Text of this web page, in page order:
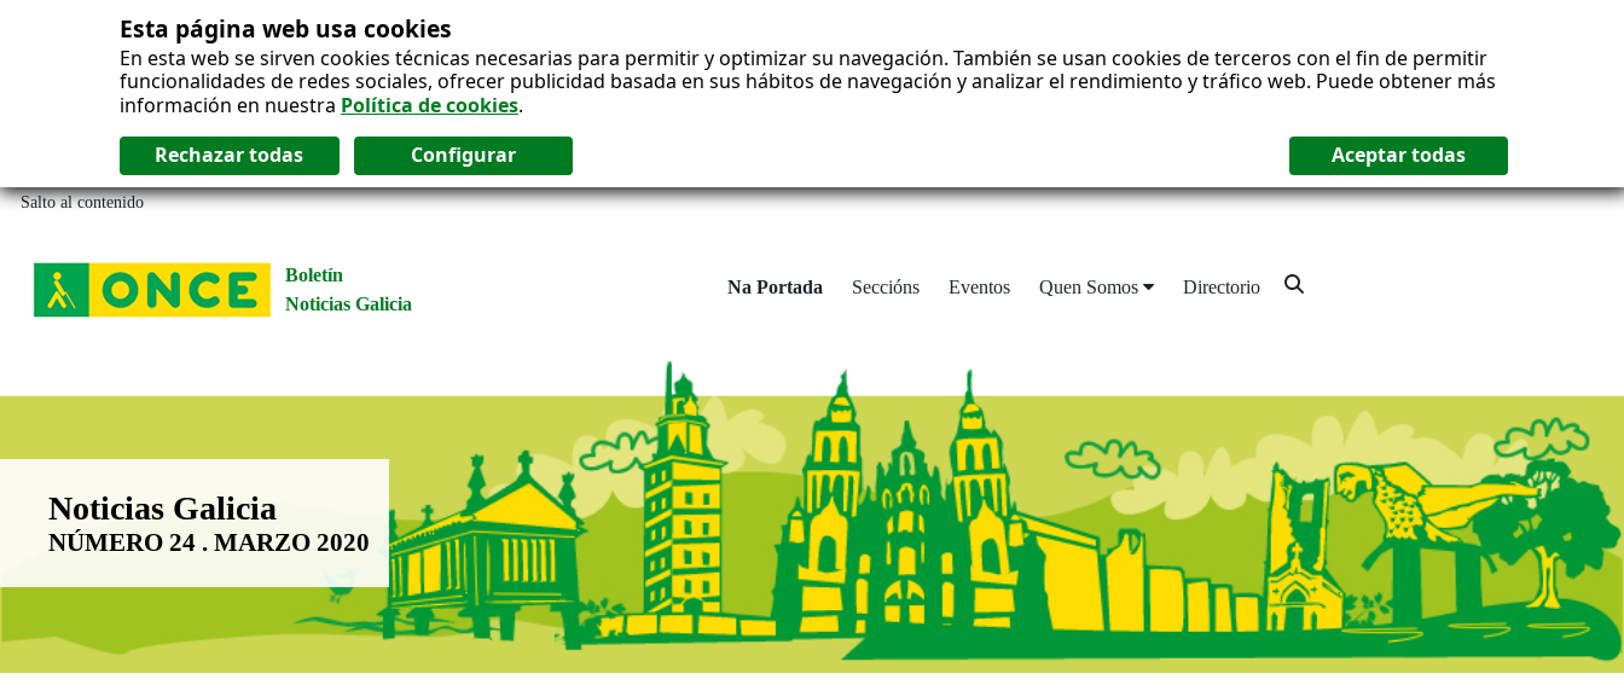
Esta página web usa cookies
En esta web se sirven cookies técnicas necesarias para permitir y optimizar su navegación. También se usan cookies de terceros con el fin de permitir
funcionalidades de redes sociales, ofrecer publicidad basada en sus hábitos de navegación y analizar el rendimiento y tráfico web. Puede obtener más
información en nuestra Política de cookies.
Salto al contenido
Boletín
Noticias Galicia
Na Portada Seccións Eventos Quen Somos Directorio
Boletín Noticias Galicia
Noticias Galicia
NÚMERO 24 . MARZO 2020